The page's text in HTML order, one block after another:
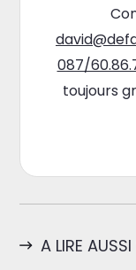
087/
toujours
A LIRE